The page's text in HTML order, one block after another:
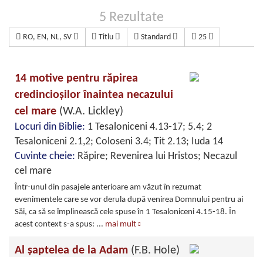
5 Rezultate
RO, EN, NL, SV Titlu Standard 25
14 motive pentru răpirea
credincioşilor înaintea necazului
cel mare (W.A. Lickley)
Locuri din Biblie: 1 Tesaloniceni 4.13-17; 5.4; 2
Tesaloniceni 2.1,2; Coloseni 3.4; Tit 2.13; Iuda 14
Cuvinte cheie: Răpire; Revenirea lui Hristos; Necazul
cel mare
Într-unul din pasajele anterioare am văzut în rezumat
evenimentele care se vor derula după venirea Domnului pentru ai
Săi, ca să se împlinească cele spuse în 1 Tesaloniceni 4.15-18. În
acest context s-a spus: ... mai mult
Al şaptelea de la Adam (F.B. Hole)